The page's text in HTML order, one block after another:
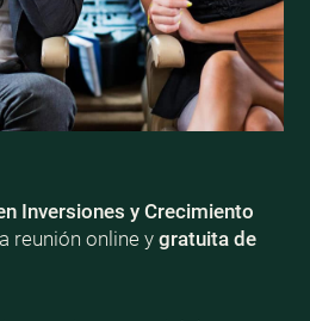
Inversiones y Crecimiento
reunión online ygratuita de